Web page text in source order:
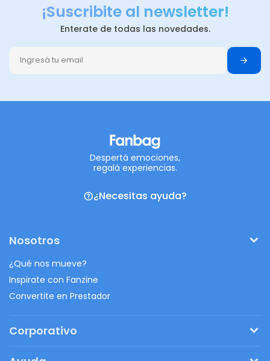
¡Suscribite al newsletter!
Enterate de todas las novedades.
Despertá emociones,
regalá experiencias.
¿Necesitas ayuda?
Nosotros
¿Qué nos mueve?
Inspirate con Fanzine
Convertite en Prestador
Corporativo